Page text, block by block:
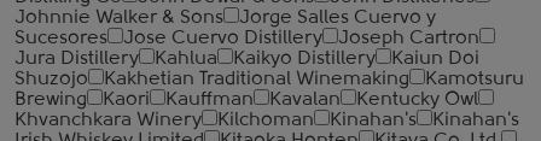
Johnnie Walker & Sons
Jorge Salles Cuervo y
Sucesores
Jose Cuervo Distillery
Joseph Cartron
Jura Distillery
Kahlua Kaikyo Distillery
Kaiun Doi
Shuzojo
Kakhetian Traditional Winemaking
Kamotsuru
Brewing
Kaori Kauffman Kavalan
Kentucky Owl
Khvanchkara Winery
Kilchoman Kinahan's
Kinahan's